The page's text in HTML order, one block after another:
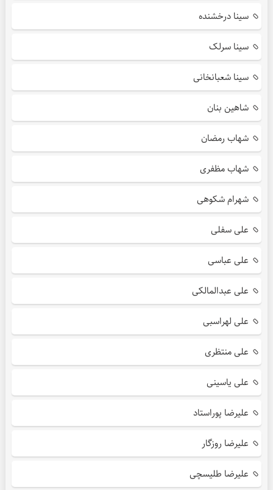
سینا درخشنده
سینا سرلک
سینا شعبانخانی
شاهین بنان
شهاب رمضان
شهاب مظفری
شهرام شکوهی
علی سفلی
علی عباسی
علی عبدالمالکی
علی لهراسبی
علی منتظری
علی یاسینی
علیرضا پوراستاد
علیرضا روزگار
علیرضا طلیسچی